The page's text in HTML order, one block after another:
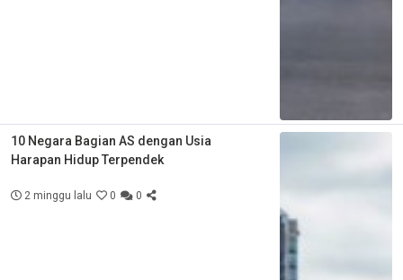
10 Negara Bagian AS dengan Usia
Harapan Hidup Terpendek
2 minggu lalu 0 0